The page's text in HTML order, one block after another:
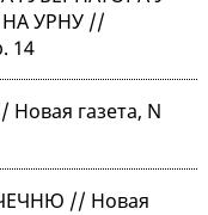
УРНУ //
14
газета, N
// Новая